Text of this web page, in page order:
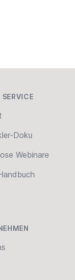
SERVICE
Doku
Webinare